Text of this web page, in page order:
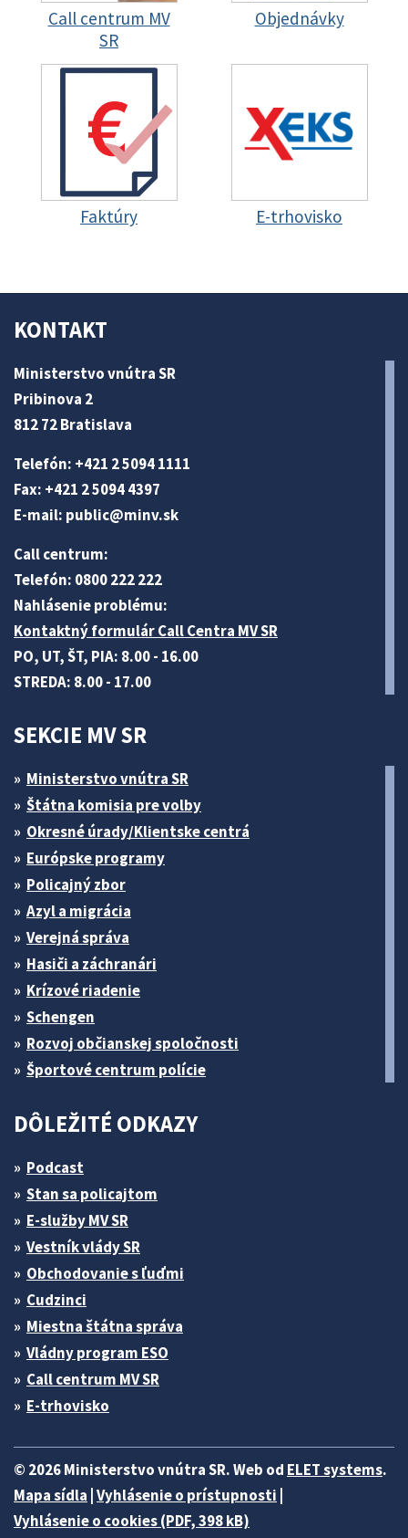
Call centrum MV
SR
Objednávky
Faktúry E-trhovisko
KONTAKT
Ministerstvo vnútra SR
Pribinova 2
812 72 Bratislava
Telefón: +421 2 5094 1111
Fax: +421 2 5094 4397
E-mail: public@minv.sk
Call centrum:
Telefón: 0800 222 222
Nahlásenie problému:
Kontaktný formulár Call Centra MV SR
PO, UT, ŠT, PIA: 8.00 - 16.00
STREDA: 8.00 - 17.00
SEKCIE MV SR
Ministerstvo vnútra SR
Štátna komisia pre volby
Okresné úrady/Klientske centrá
Európske programy
Policajný zbor
Azyl a migrácia
Verejná správa
Hasiči a záchranári
Krízové riadenie
Schengen
Rozvoj občianskej spoločnosti
Športové centrum polície
DÔLEŽITÉ ODKAZY
Podcast
Stan sa policajtom
E-služby MV SR
Vestník vlády SR
Obchodovanie s ľuďmi
Cudzinci
Miestna štátna správa
Vládny program ESO
Call centrum MV SR
E-trhovisko
© 2026 Ministerstvo vnútra SR. Web od ELET systems.
Mapa sídla Vyhlásenie o prístupnosti
Vyhlásenie o cookies (PDF, 398 kB)